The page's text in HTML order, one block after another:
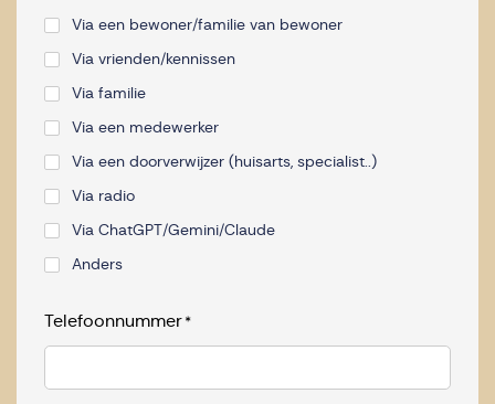
Via een bewoner/familie van bewoner
Via vrienden/kennissen
Via familie
Via een medewerker
Via een doorverwijzer (huisarts, specialist..)
Via radio
Via ChatGPT/Gemini/Claude
Anders
Telefoonnummer *